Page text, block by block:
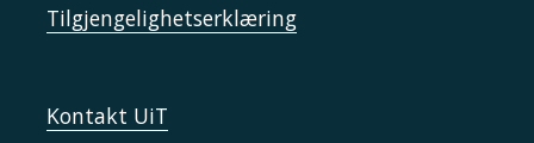
Tilgjengelighetserklæring
Kontakt UiT